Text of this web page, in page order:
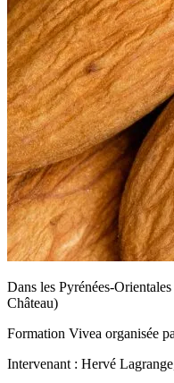
Dans les Pyrénées-
Château)
Formation Vivea organisée
Intervenant : Hervé